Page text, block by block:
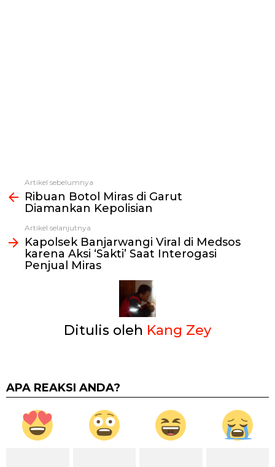
Lihat
selengkapnya
Artikel sebelumnya
Ribuan Botol Miras di Garut
Diamankan Kepolisian
Artikel selanjutnya
Kapolsek Banjarwangi Viral di Medsos
karena Aksi ‘Sakti’ Saat Interogasi
Penjual Miras
Ditulis oleh Kang Zey
APA REAKSI ANDA?